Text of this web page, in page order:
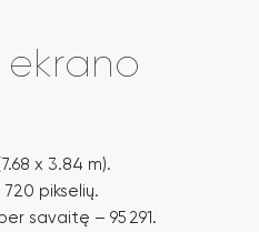
x 3.84 m).
pikselių.
savaitę – 95 291.